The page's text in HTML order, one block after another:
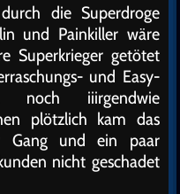
die Superdroge
und Painkiller wäre
Superkrieger getötet
und Easy-
noch iiirgendwie
plötzlich kam das
Gang und ein paar
nicht geschadet